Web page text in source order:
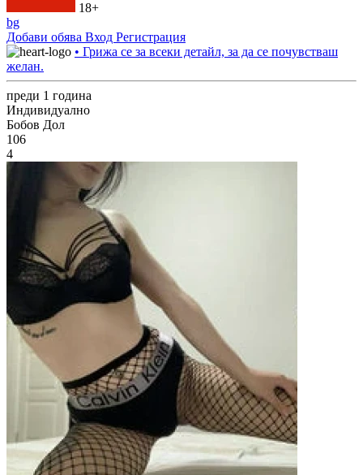
18+
bg
Добави обява Вход Регистрация
• Грижа се за всеки детайл, за да се почувстваш
желан.
преди 1 година
Индивидуално
Бобов Дол
106
4